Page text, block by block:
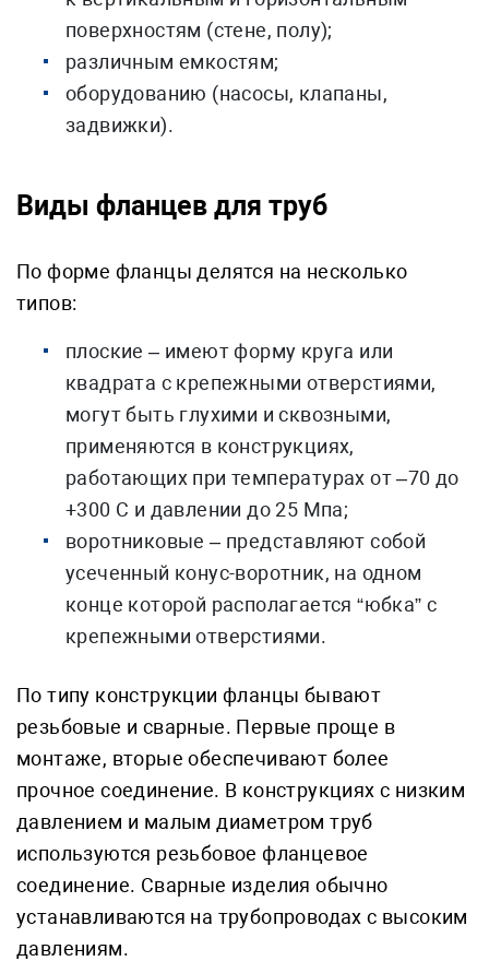
поверхностям (стене, полу);
различным емкостям;
оборудованию (насосы, клапаны,
задвижки).
Виды фланцев для труб
По форме фланцы делятся на несколько
типов:
плоские – имеют форму круга или
квадрата с крепежными отверстиями,
могут быть глухими и сквозными,
применяются в конструкциях,
работающих при температурах от –70 до
+300 С и давлении до 25 Мпа;
воротниковые – представляют собой
усеченный конус-воротник, на одном
конце которой располагается “юбка” с
крепежными отверстиями.
По типу конструкции фланцы бывают
резьбовые и сварные. Первые проще в
монтаже, вторые обеспечивают более
прочное соединение. В конструкциях с низким
давлением и малым диаметром труб
используются резьбовое фланцевое
соединение. Сварные изделия обычно
устанавливаются на трубопроводах с высоким
давлениям.